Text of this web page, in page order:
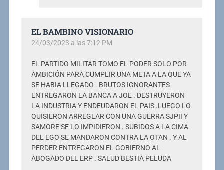
EL BAMBINO VISIONARIO
24/03/2023 a las 7:12 PM
EL PARTIDO MILITAR TOMO EL PODER SOLO POR
AMBICIÓN PARA CUMPLIR UNA META A LA QUE YA
SE HABIA LLEGADO . BRUTOS IGNORANTES
ENTREGARON LA BANCA A JOE . DESTRUYERON
LA INDUSTRIA Y ENDEUDARON EL PAIS .LUEGO LO
QUISIERON ARREGLAR CON UNA GUERRA SJPII Y
SAMORE SE LO IMPIDIERON . SUBIDOS A LA CIMA
DEL EGO SE MANDARON CONTRA LA OTAN . Y AL
PERDER ENTREGARON EL GOBIERNO AL
ABOGADO DEL ERP . SALUD BESTIA PELUDA